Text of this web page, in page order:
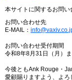
本サイトに関するお問い
お問い合わせ先
E-MAIL：
お問い合わせ受付期間
令和8年8月31日（月）
今後ともAnk Rouge・
愛顧賜りますよう、よろ